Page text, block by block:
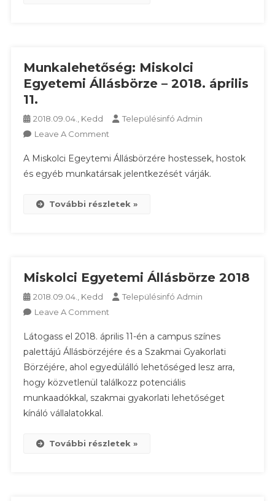
Munkalehetőség: Miskolci
Egyetemi Állásbörze – 2018. április
11.
2018.09.04., Kedd
Településinfó Admin
Leave A Comment
Miskolci
Egyetemi
–
A Miskolci Egeytemi Állásbörzére hostessek, hostok
és egyéb munkatársak jelentkezését várják.
További részletek »
Miskolci Egyetemi Állásbörze 2018
2018.09.04., Kedd
Településinfó Admin
Leave A Comment
Egyetemi
Állásbörze
2018
Látogass el 2018. április 11-én a campus színes
palettájú Állásbörzéjére és a Szakmai Gyakorlati
Börzéjére, ahol egyedülálló lehetőséged lesz arra,
hogy közvetlenül találkozz potenciális
munkaadókkal, szakmai gyakorlati lehetőséget
kínáló vállalatokkal.
További részletek »